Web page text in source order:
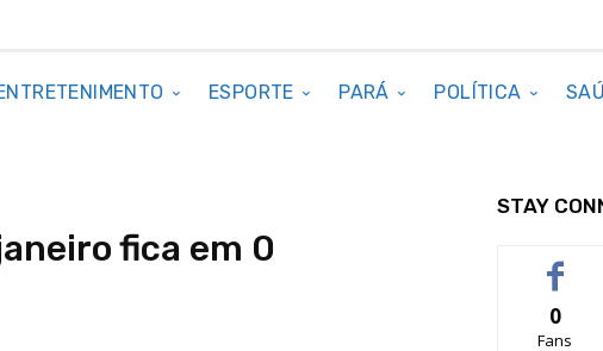
ESPORTE PARÁ POLÍTICA
fica em 0
STAY
0
Fans